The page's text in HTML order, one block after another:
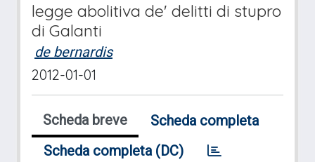
legge abolitiva de' delitti di stupro
di Galanti
de bernardis
2012-01-01
Scheda breve
Scheda completa
Scheda completa (DC)